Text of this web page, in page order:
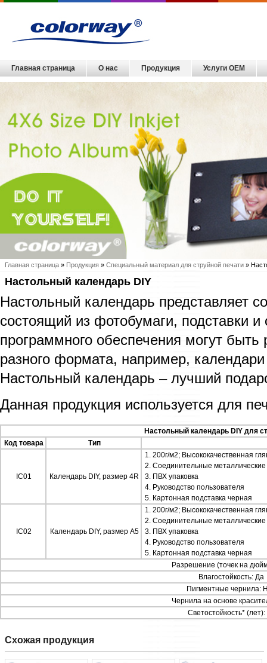
Главная страница О нас Продукция Услуги OEM
Главная страница » Продукция » Специальный материал для струйной печати »
Настольный календарь DIY
Настольный календарь представляет
состоящий из фотобумаги, подставки
программного обеспечения могут быть
разного формата, например,
Настольный календарь – лучший
Данная продукция используется для
Настольный календарь DIY для
Код товара
Тип
IC01 Календарь DIY, размер 4R
1. 200г/м2; Высококачественная
2. Соединительные
3. ПВХ упаковка
4. Руководство пользователя
5. Картонная подставка черная
IC02 Календарь DIY, размер A5
1. 200г/м2; Высококачественная
2. Соединительные
3. ПВХ упаковка
4. Руководство пользователя
5. Картонная подставка черная
Разрешение (точек на
Влагостойкость: Да
Пигментные чернила:
Чернила на основе
Светостойкость* (лет):
Схожая продукция